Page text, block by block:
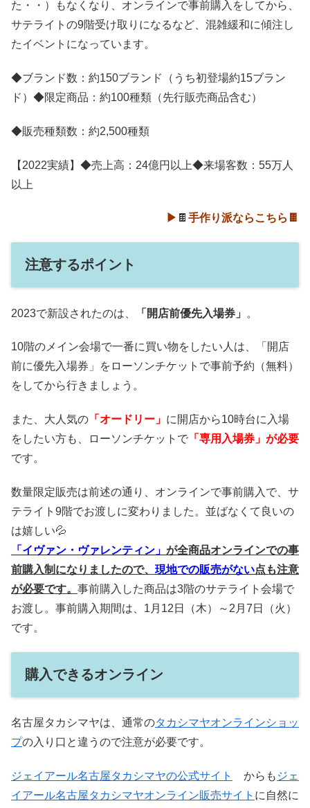
た・・）もなくなり、オンラインで事前購入をしてから、
サテライトの9階受け取りになるなど、混雑緩和に傾注し
たイベントになっています。
◆ブランド数：約150ブランド（うち初登場約15ブラン
ド）◆限定商品：約100種類（先行販売商品含む）
◆販売種類数：約2,500種類
【2022実績】◆売上高：24億円以上◆来場客数：55万人
以上
▶ 🍫 手作り派ならこちら🍫
注意するポイント
2023で新設されたのは、 「開店前優先入場券」 。
10階のメイン会場で一番に買い物をしたい人は、「開店
前に優先入場券」をローソンチケットで事前予約（無料）
をしてから行きましょう。
また、大人気の 「オードリー」 に開店から10時台に入場
をしたい方も、ローソンチケットで 「専用入場券」が必要
です。
数量限定販売は前述の通り、オンラインで事前購入で、サ
テライト9階でお渡しに変わりました。並ばなくて良いの
は嬉しい💦
「イヴァン・ヴァレンティン」 が全商品オンラインでの事
前購入制になりましたので、 現地での販売がない点も注意
が必要です。 事前購入した商品は3階のサテライト会場で
お渡し。事前購入期間は、1月12日（木）～2月7日（火）
です。
購入できるオンライン
名古屋タカシマヤは、通常のタカシマヤオンラインショッ
プの入り口と違うので注意が必要です。
ジェイアール名古屋タカシマヤの公式サイト からも ジェ
イアール名古屋タカシマヤオンライン販売サイト に自然に